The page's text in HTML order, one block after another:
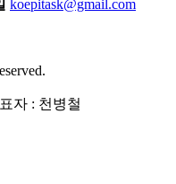
koepitask@gmail.com
자 : 천병철